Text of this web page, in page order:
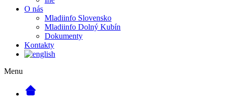
O nás
Mladiinfo Slovensko
Mladiinfo Dolný Kubín
Dokumenty
Kontakty
Menu